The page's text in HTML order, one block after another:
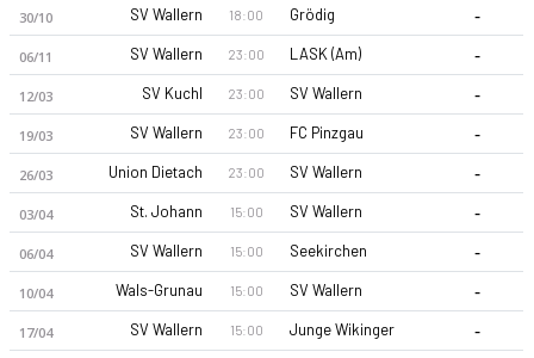
SV Wallern 26-27 sezonu | Regionalliga Nord'de 6. sırada,
30/10 SV Wallern 18:00 Grödig -
06/11 SV Wallern 23:00 LASK (Am) -
12/03 SV Kuchl 23:00 SV Wallern -
19/03 SV Wallern 23:00 FC Pinzgau -
26/03 Union Dietach 23:00 SV Wallern -
03/04 St. Johann 15:00 SV Wallern -
06/04 SV Wallern 15:00 Seekirchen -
10/04 Wals-Grunau 15:00 SV Wallern -
17/04 SV Wallern 15:00 Junge Wikinger -